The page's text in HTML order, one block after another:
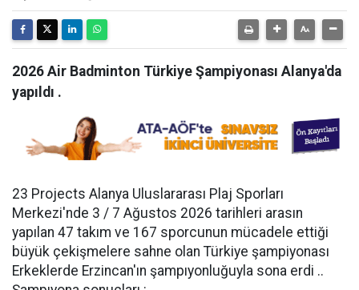
2026 Air Badminton Türkiye Şampiyonası Alanya'da
yapıldı .
23 Projects Alanya Uluslararası Plaj Sporları
Merkezi'nde 3 / 7 Ağustos 2026 tarihleri arasın
yapılan 47 takım ve 167 sporcunun mücadele ettiği
büyük çekişmelere sahne olan Türkiye şampiyonası
Erkeklerde Erzincan'ın şampıyonluğuyla sona erdi ..